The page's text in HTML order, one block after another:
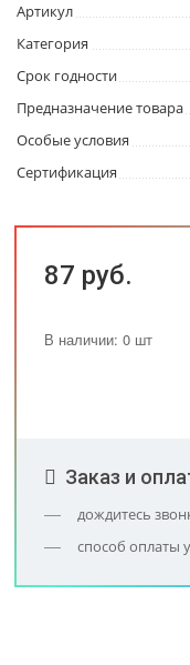
Артикул
Категория
Срок годности
Предназначение товара
Особые условия
Сертификация
87 руб.
В наличии: 0 шт
Заказ и
дождитесь
способ оплаты